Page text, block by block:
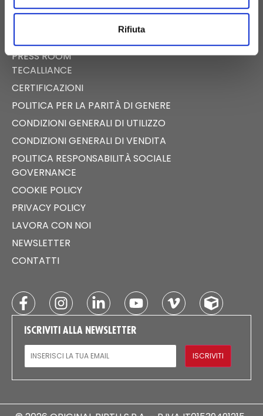
Rifiuta
PRESS ROOM
TECALLIANCE
CERTIFICAZIONI
POLITICA PER LA PARITÀ DI GENERE
CONDIZIONI GENERALI DI UTILIZZO
CONDIZIONI GENERALI DI VENDITA
POLITICA RESPONSABILITÀ SOCIALE
GOVERNANCE
COOKIE POLICY
PRIVACY POLICY
LAVORA CON NOI
NEWSLETTER
CONTATTI
ISCRIVITI ALLA NEWSLETTER
EMAIL
ISCRIVITI